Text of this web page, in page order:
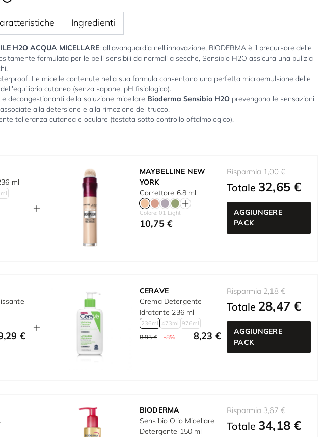
H2O ACQUA MICELLARE: all'avanguardia nell'innovazione, BIODERMA è il precursore delle
formulata per le pelli sensibili da normali a secche, Sensibio H2O assicura una pulizia
Le micelle contenute nella sua formula consentono una perfetta microemulsione delle
cutaneo (senza sapone, pH fisiologico).
decongestionanti della soluzione micellare Bioderma Sensibio H2Oprevengono le sensazioni
alla detersione e alla rimozione del trucco.
tolleranza cutanea e oculare (testata sotto controllo oftalmologico).
Ingredienti
ml
MAYBELLINE NEW
YORK
Correttore 6.8 ml
Colore: 01 Light
10,75 €
Risparmia 1,00 €
Totale 32,65 €
AGGIUNGERE
PACK
€
CERAVE
Crema Detergente
Idratante 236 ml
236ml 473ml 976ml
8,95 € -8% 8,23 €
Risparmia 2,18 €
Totale 28,47 €
AGGIUNGERE
PACK
BIODERMA
Sensibio Olio Micellare
Detergente 150 ml
Risparmia 3,67 €
Totale 34,18 €